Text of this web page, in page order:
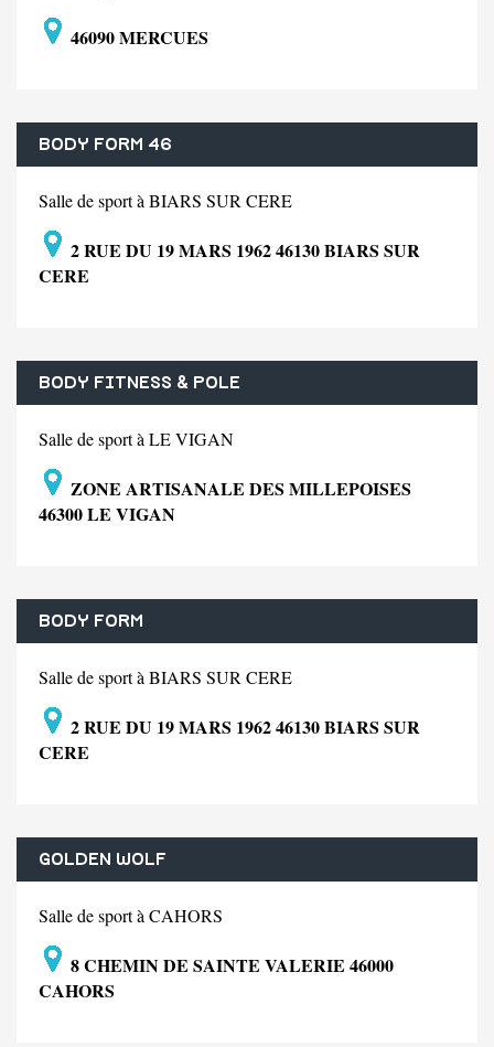
46090 MERCUES
BODY FORM 46
Salle de sport à BIARS SUR CERE
2 RUE DU 19 MARS 1962 46130 BIARS SUR
CERE
BODY FITNESS & POLE
Salle de sport à LE VIGAN
ZONE ARTISANALE DES MILLEPOISES
46300 LE VIGAN
BODY FORM
Salle de sport à BIARS SUR CERE
2 RUE DU 19 MARS 1962 46130 BIARS SUR
CERE
GOLDEN WOLF
Salle de sport à CAHORS
8 CHEMIN DE SAINTE VALERIE 46000
CAHORS